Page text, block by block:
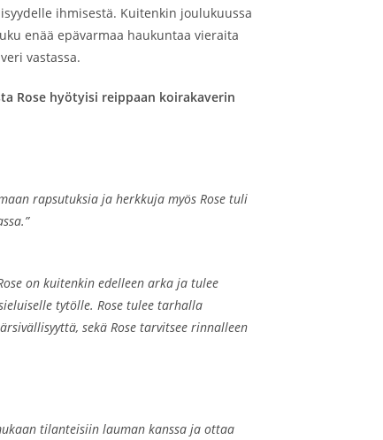
ihmisestä. Kuitenkin joulukuussa
enää epävarmaa haukuntaa vieraita
vastassa.
Rose hyötyisi reippaan koirakaverin
rapsutuksia ja herkkuja myös Rose tuli
on kuitenkin edelleen arka ja tulee
tytölle. Rose tulee tarhalla
sekä Rose tarvitsee rinnalleen
tilanteisiin lauman kanssa ja ottaa